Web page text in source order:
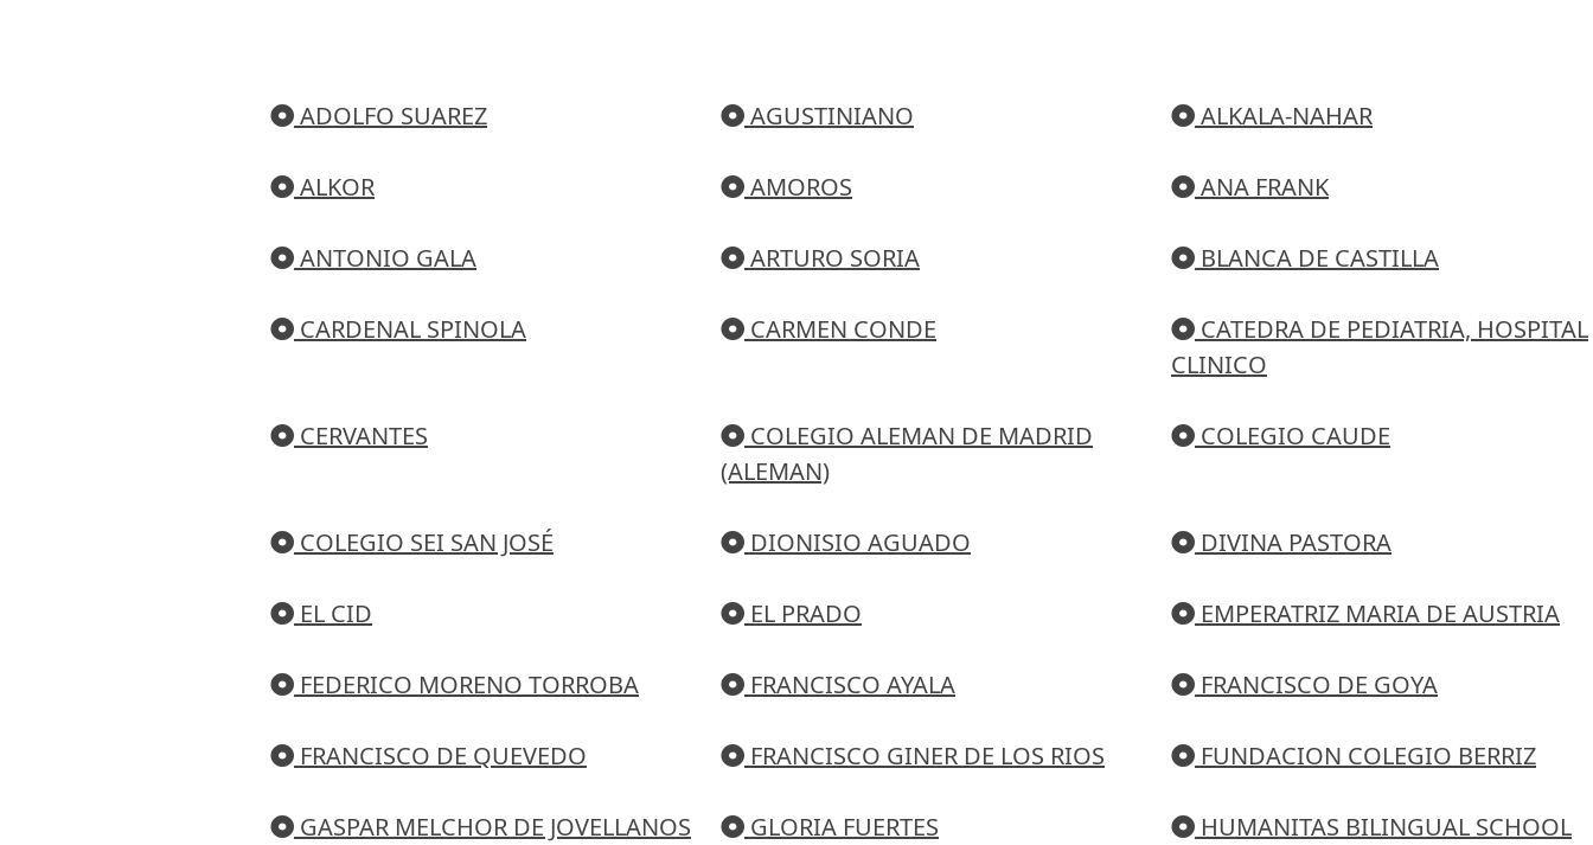
ADOLFO SUAREZ AGUSTINIANO ALKALA-NAHAR
ALKOR AMOROS ANA FRANK
ANTONIO GALA ARTURO SORIA BLANCA DE CASTILLA
CARDENAL SPINOLA CARMEN CONDE
CATEDRA DE PEDIATRIA, HOSPITAL
CLINICO
CERVANTES
COLEGIO ALEMAN DE MADRID
(ALEMAN)
COLEGIO CAUDE
COLEGIO SEI SAN JOSÉ DIONISIO AGUADO DIVINA PASTORA
EL CID EL PRADO EMPERATRIZ MARIA DE AUSTRIA
FEDERICO MORENO TORROBA FRANCISCO AYALA FRANCISCO DE GOYA
FRANCISCO DE QUEVEDO FRANCISCO GINER DE LOS RIOS FUNDACION COLEGIO BERRIZ
GASPAR MELCHOR DE JOVELLANOS GLORIA FUERTES
HUMANITAS BILINGUAL SCHOOL